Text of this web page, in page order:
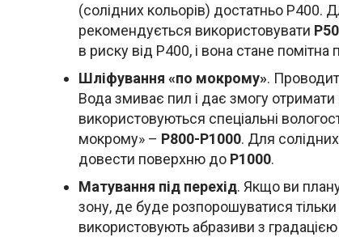
(солідних кольорів) достатньо P400.
рекомендується використовувати
в риску від P400, і вона стане помітна
Шліфування «по мокрому».
Вода змиває пил і дає змогу
використовуються спеціальні
мокрому» – P800-P1000. Для
довести поверхню до P1000.
Матування під перехід. Якщо ви
зону, де буде розпорошуватися
використовують абразиви з градацією